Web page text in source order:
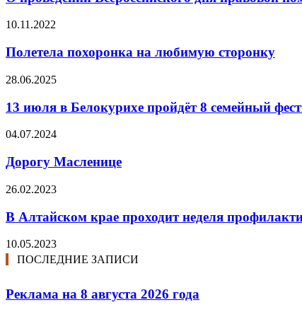
10.11.2022
Полетела похоронка на любимую сторонку
28.06.2025
13 июля в Белокурихе пройдёт 8 семейный
04.07.2024
Дорогу Масленице
26.02.2023
В Алтайском крае проходит неделя
10.05.2023
ПОСЛЕДНИЕ ЗАПИСИ
Реклама на 8 августа 2026 года